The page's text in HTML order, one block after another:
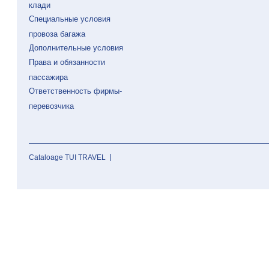
клади
Специальные условия
провоза багажа
Дополнительные условия
Права и обязанности
пассажира
Ответственность фирмы-
перевозчика
Cataloage TUI TRAVEL